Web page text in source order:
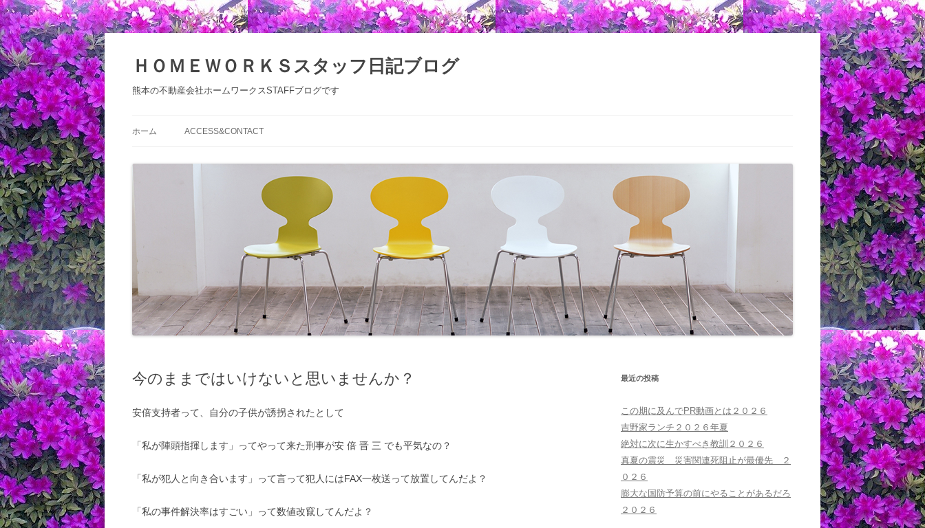
ン
ツ
へ
ス
ＨＯＭＥＷＯＲＫＳスタッフ日記ブログ
熊本の不動産会社ホームワークスSTAFFブログです
ホーム ACCESS&CONTACT
今のままではいけないと思いませんか？
安倍支持者って、自分の子供が誘拐されたとして
「私が陣頭指揮します」ってやって来た刑事が安 倍 晋 三 でも平気なの？
「私が犯人と向き合います」って言って犯人にはFAX一枚送って放置してんだよ？
「私の事件解決率はすごい」って数値改竄してんだよ？
最近の投稿
この期に及んでPR動画とは２０２６
吉野家ランチ２０２６年夏
絶対に次に生かすべき教訓２０２６
真夏の震災 災害関連死阻止が最優先 ２
０２６
膨大な国防予算の前にやることがあるだろ
２０２６